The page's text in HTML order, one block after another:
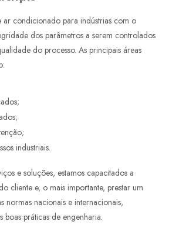
ar condicionado para indústrias com o
dos parâmetros a serem controlados
do processo. As principais áreas
industriais.
e soluções, estamos capacitados a
cliente e, o mais importante, prestar um
normas nacionais e internacionais,
boas práticas de engenharia.